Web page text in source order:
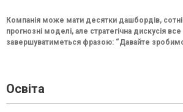
Компанія може мати десятки дашбордів, сотні
прогнозні моделі, але стратегічна дискусія
завершуватиметься фразою: “Давайте
Освіта